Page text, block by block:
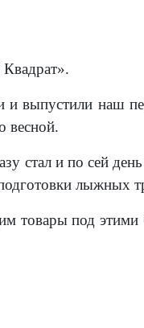
выпустили наш
весной.
стал и по сей
лыжных
товары под